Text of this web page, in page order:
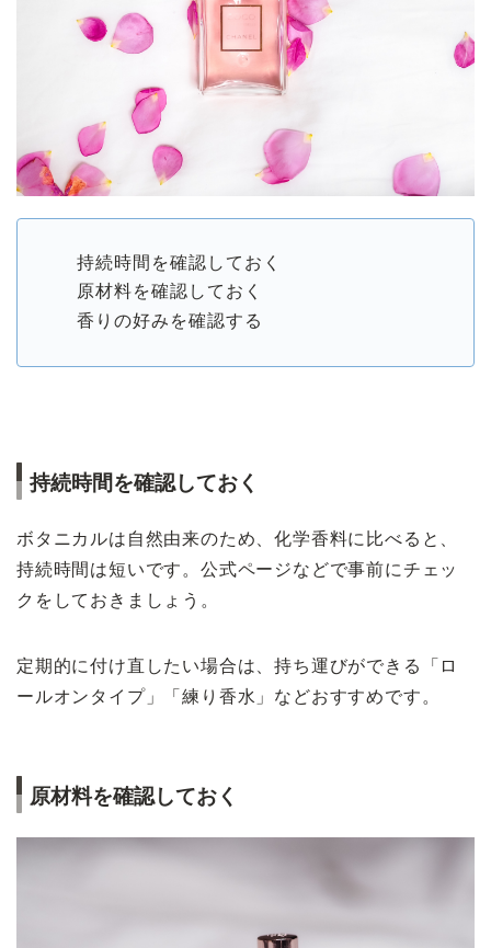
持続時間を確認しておく
原材料を確認しておく
香りの好みを確認する
持続時間を確認しておく
ボタニカルは自然由来のため、化学香料に比べると、
持続時間は短いです。公式ページなどで事前にチェッ
クをしておきましょう。
定期的に付け直したい場合は、持ち運びができる「ロ
ールオンタイプ」「練り香水」などおすすめです。
原材料を確認しておく